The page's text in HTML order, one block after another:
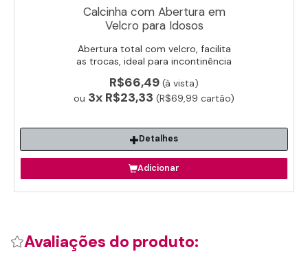
Detalhes
Calcinha com Abertura em
Velcro para Idosos
Abertura total com velcro, facilita
as trocas, ideal para incontinência
R$66,49 (à vista)
ou 3x R$23,33 (R$69,99 cartão)
Avaliações do produto: